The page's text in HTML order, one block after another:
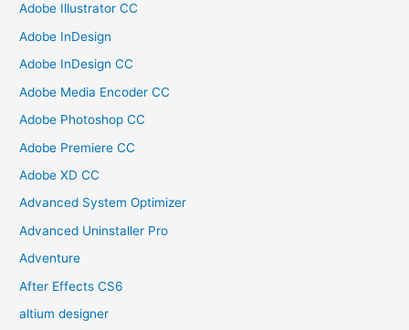
Adobe Illustrator CC
Adobe InDesign
Adobe InDesign CC
Adobe Media Encoder CC
Adobe Photoshop CC
Adobe Premiere CC
Adobe XD CC
Advanced System Optimizer
Advanced Uninstaller Pro
Adventure
After Effects CS6
altium designer